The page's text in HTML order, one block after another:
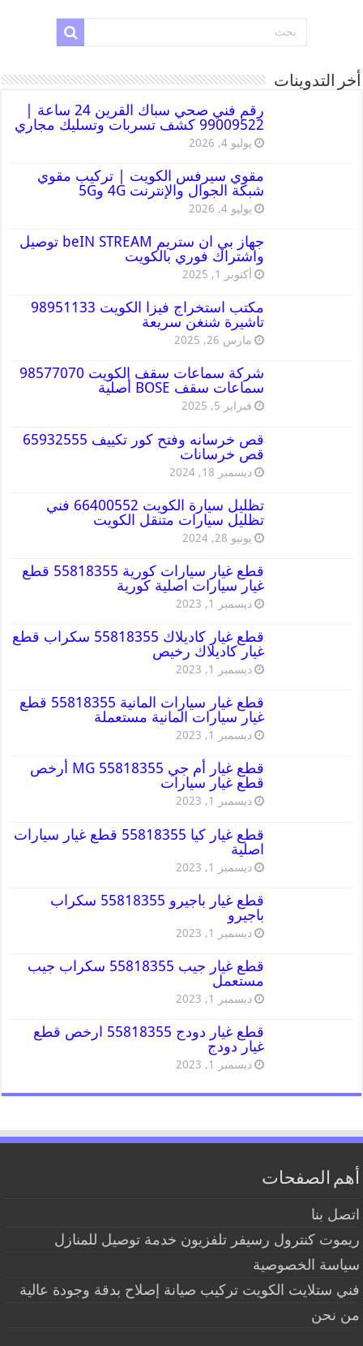
أخر التدوينات
رقم فني صحي سباك القرين 24 ساعة |
99009522 كشف تسربات وتسليك مجاري
يوليو 4, 2026
مقوي سيرفس الكويت | تركيب مقوي
شبكة الجوال والإنترنت 4G و5G
يوليو 4, 2026
جهاز بي ان ستريم beIN STREAM توصيل
واشتراك فوري بالكويت
أكتوبر 1, 2025
مكتب استخراج فيزا الكويت 98951133
تاشيرة شنغن سريعة
مارس 26, 2025
شركة سماعات سقف الكويت 98577070
سماعات سقف BOSE أصلية
فبراير 5, 2025
قص خرسانه وفتح كور تكييف 65932555
قص خرسانات
ديسمبر 18, 2024
تظليل سيارة الكويت 66400552 فني
تظليل سيارات متنقل الكويت
يونيو 28, 2024
قطع غيار سيارات كورية 55818355 قطع
غيار سيارات اصلية كورية
ديسمبر 1, 2023
قطع غيار كاديلاك 55818355 سكراب قطع
غيار كاديلاك رخيص
ديسمبر 1, 2023
قطع غيار سيارات المانية 55818355 قطع
غيار سيارات المانية مستعملة
ديسمبر 1, 2023
قطع غيار أم جي MG 55818355 أرخص
قطع غيار سيارات
ديسمبر 1, 2023
قطع غيار كيا 55818355 قطع غيار سيارات
اصلية
ديسمبر 1, 2023
قطع غيار باجيرو 55818355 سكراب
باجيرو
ديسمبر 1, 2023
قطع غيار جيب 55818355 سكراب جيب
مستعمل
ديسمبر 1, 2023
قطع غيار دودج 55818355 ارخص قطع
غيار دودج
ديسمبر 1, 2023
أهم الصفحات
اتصل بنا
ريموت كنترول رسيفر تلفزيون خدمة توصيل للمنازل
سياسة الخصوصية
فني ستلايت الكويت تركيب صيانة إصلاح بدقة وجودة عالية
من نحن